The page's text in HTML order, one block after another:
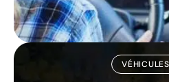
VÉHICULES